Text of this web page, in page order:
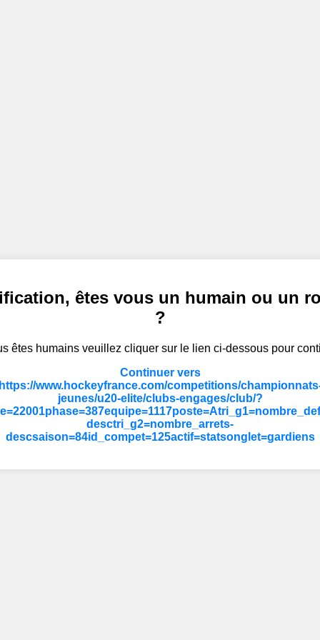
êtes vous un humain ou un
?
êtes humains veuillez cliquer sur le lien ci-dessous pour
Continuer vers
www.hockeyfrance.com/competitions/
jeunes/u20-elite/clubs-engages/club/?
desctri_g2=nombre_arrets-
descsaison=84id_compet=125actif=statsonglet=gardiens